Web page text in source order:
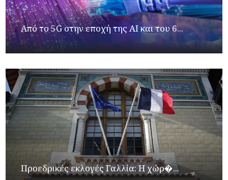
Από το 5G στην εποχή της AI και του 6...
Προεδρικές εκλογές Γαλλία: Η χώρ�...